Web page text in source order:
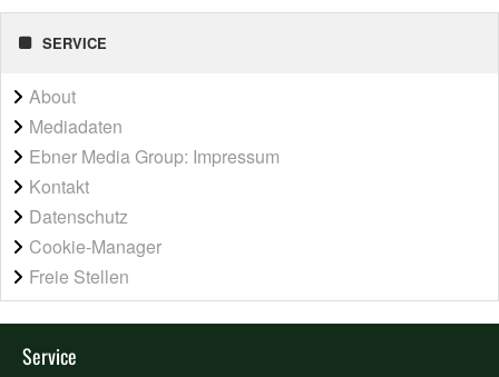
SERVICE
About
Mediadaten
Ebner Media Group: Impressum
Kontakt
Datenschutz
Cookie-Manager
Freie Stellen
Service